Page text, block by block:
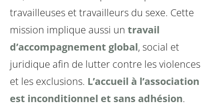
travailleuses et travailleurs du sexe. Cette
mission implique aussi un travail
d’accompagnement global, social et
juridique afin de lutter contre les violences
et les exclusions. L’accueil à l’association
est inconditionnel et sans adhésion.